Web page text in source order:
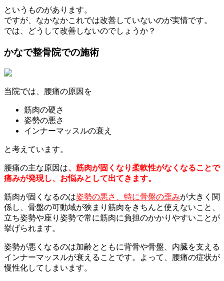
というものがあります。
ですが、なかなかこれでは改善していないのが実情です。
では、どうして改善しないのでしょうか？
かなで整骨院での施術
当院では、腰痛の原因を
筋肉の硬さ
姿勢の悪さ
インナーマッスルの衰え
と考えています。
腰痛の主な原因は、筋肉が固くなり柔軟性がなくなることで
痛みが発現し、お悩みとして出てきます。
筋肉が固くなるのは姿勢の悪さ、特に骨盤の歪みが大きく関
係し、骨盤の可動域が狭まり筋肉をきちんと使えないこと、
立ち姿勢や座り姿勢で常に筋肉に負担のかかりやすいことが
挙げられます。
姿勢が悪くなるのは加齢とともに背骨や骨盤、内臓を支える
インナーマッスルが衰えることです。よって、腰痛の症状が
慢性化してしまいます。